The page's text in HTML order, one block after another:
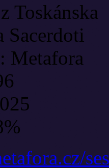
Toskánska
Sacerdoti
Metafora